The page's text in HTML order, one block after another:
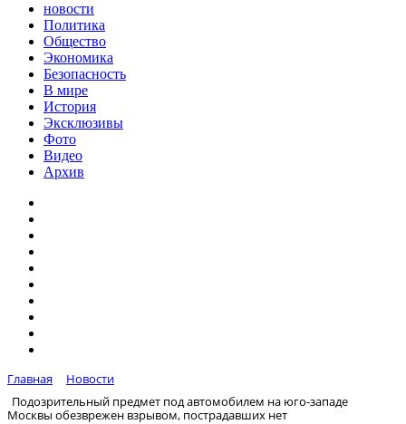
новости
Политика
Общество
Экономика
Безопасность
В мире
История
Эксклюзивы
Фото
Видео
Архив
Главная
Новости
Подозрительный предмет под автомобилем на юго-западе
Москвы обезврежен взрывом, пострадавших нет